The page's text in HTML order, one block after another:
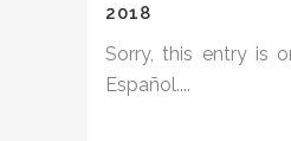
2018
Sorry, this entry is
Español....